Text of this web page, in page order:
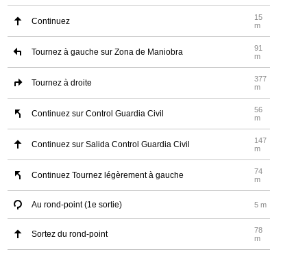
Continuez
15
m
Tournez à gauche sur Zona de Maniobra
91
m
Tournez à droite
377
m
Continuez sur Control Guardia Civil
56
m
Continuez sur Salida Control Guardia Civil
147
m
Continuez Tournez légèrement à gauche
74
m
Au rond-point (1e sortie) 5 m
Sortez du rond-point
78
m